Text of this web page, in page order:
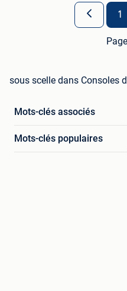
1
sous scelle dans Consoles
Mots-clés associés
Mots-clés populaires